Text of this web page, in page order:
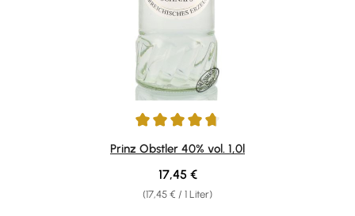
Durchschnittliche Bewertung von 4.81 von 5 Sternen
Prinz Obstler 40% vol. 1,0l
(17,45 € / 1 Liter)
Regulärer Preis:
17,45 €